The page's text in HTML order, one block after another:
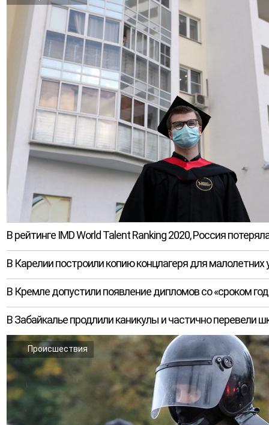
В рейтинге IMD World Talent Ranking 2020, Россия
В Карелии построили копию концлагеря для малолетних
В Кремле допустили появление дипломов со «сроком
В Забайкалье продлили каникулы и частично перевели
Происшествия